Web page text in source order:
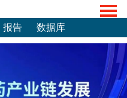
报告 数据库